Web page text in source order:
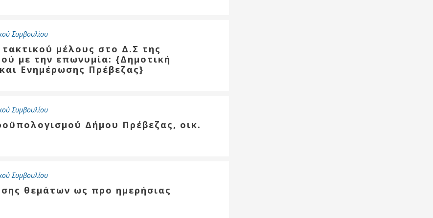
Συμβουλίου
μέλους στο Δ.Σ της
με την επωνυμία: {Δημοτική
Ενημέρωσης Πρέβεζας}
Συμβουλίου
Δήμου Πρέβεζας, οικ.
Συμβουλίου
θεμάτων ως προ ημερήσιας